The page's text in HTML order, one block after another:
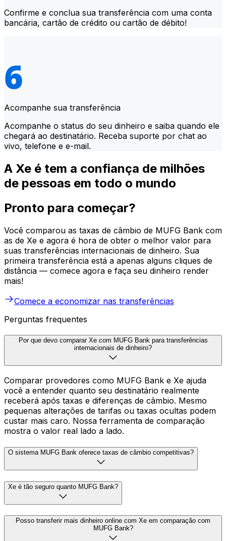
Confirme e conclua sua transferência com uma conta
bancária, cartão de crédito ou cartão de débito!
Acompanhe sua transferência
Acompanhe o status do seu dinheiro e saiba quando ele
chegará ao destinatário. Receba suporte por chat ao
vivo, telefone e e-mail.
A Xe é tem a confiança de milhões
de pessoas em todo o mundo
Pronto para começar?
Você comparou as taxas de câmbio de MUFG Bank com
as de Xe e agora é hora de obter o melhor valor para
suas transferências internacionais de dinheiro. Sua
primeira transferência está a apenas alguns cliques de
distância — comece agora e faça seu dinheiro render
mais!
Comece a economizar nas transferências
Perguntas frequentes
Por que devo comparar Xe com MUFG Bank para transferências
internacionais de dinheiro?
Comparar provedores como MUFG Bank e Xe ajuda
você a entender quanto seu destinatário realmente
receberá após taxas e diferenças de câmbio. Mesmo
pequenas alterações de tarifas ou taxas ocultas podem
custar mais caro. Nossa ferramenta de comparação
mostra o valor real lado a lado.
O sistema MUFG Bank oferece taxas de câmbio competitivas?
Xe é tão seguro quanto MUFG Bank?
Posso transferir mais dinheiro online com Xe em comparação com
MUFG Bank?